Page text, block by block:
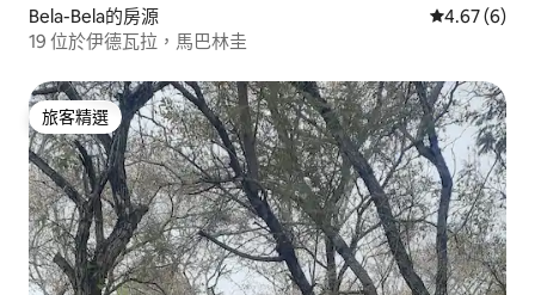
Bela-Bela的房源 從 6 則評價
4.67 (6)
19 位於伊德瓦拉，馬巴林圭
旅客精選
旅客精選